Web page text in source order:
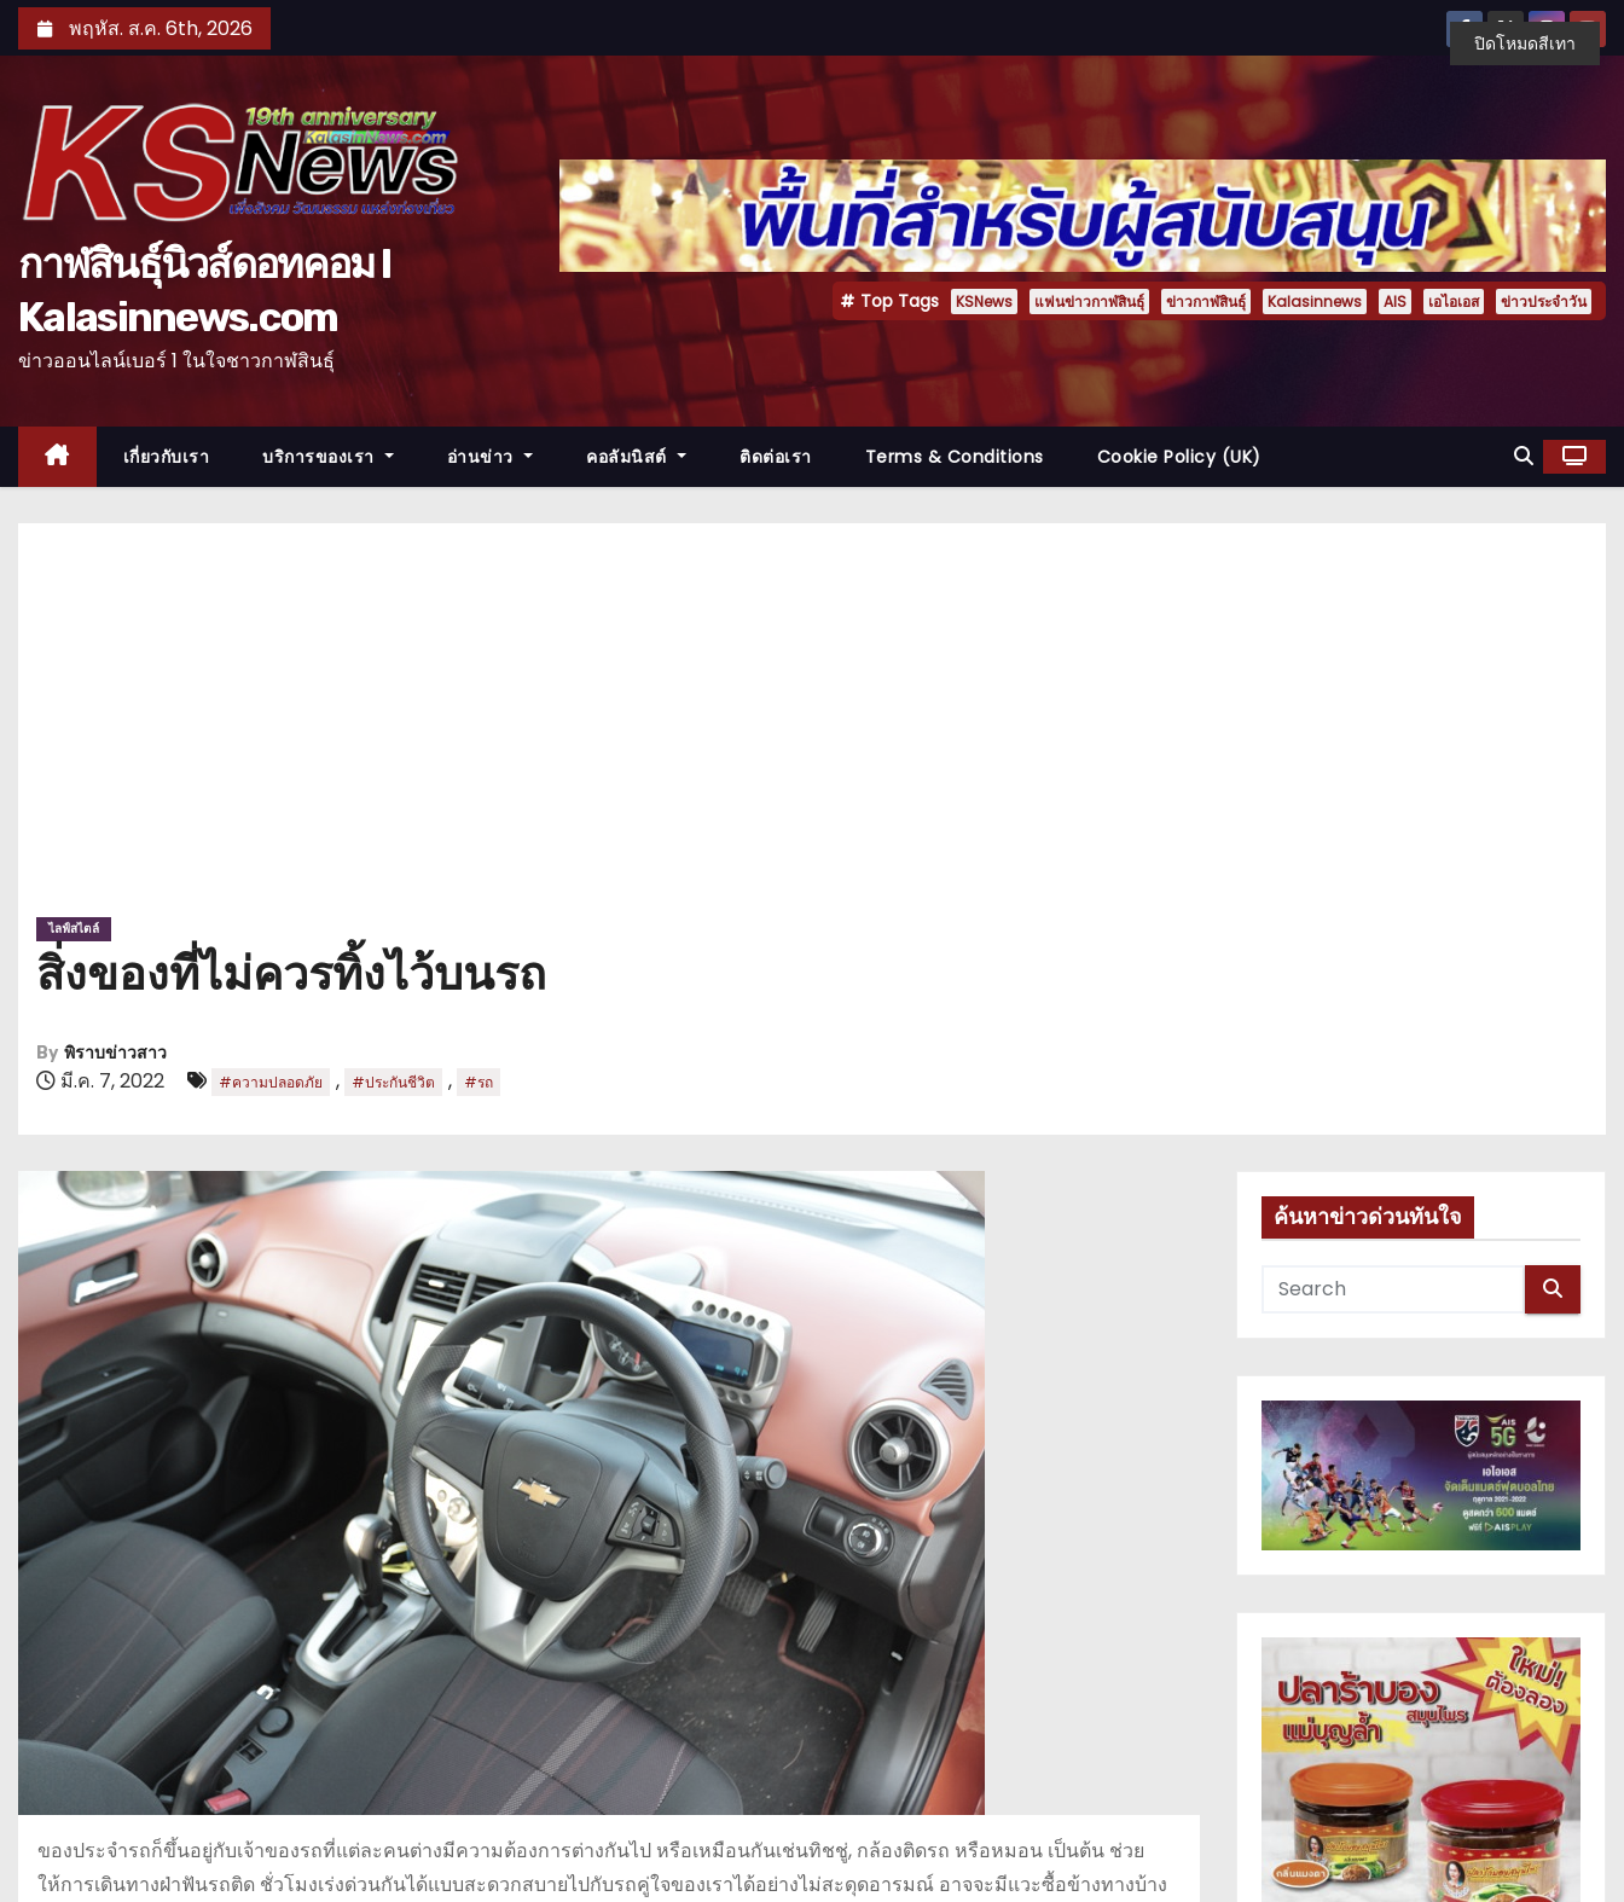
k
t
พฤหัส. ส.ค. 6th, 2026
กาฬสินธุ์นิวส์ดอทคอม l
Kalasinnews.com
ข่าวออนไลน์เบอร์ 1 ในใจชาวกาฬสินธุ์
Top Tags KSNews แฟนข่าวกาฬสินธุ์ ข่าวกาฬสินธุ์ Kalasinnews AIS เอไอเอส ข่าวประจำวัน
เกี่ยวกับเรา บริการของเรา อ่านข่าว คอลัมนิสต์ ติดต่อเรา Terms & Conditions Cookie Policy (UK)
ไลฟ์สไตล์
สิ่งของที่ไม่ควรทิ้งไว้บนรถ
By พิราบข่าวสาว
มี.ค. 7, 2022 #ความปลอดภัย , #ประกันชีวิต , #รถ
ของประจำรถก็ขึ้นอยู่กับเจ้าของรถที่แต่ละคนต่างมีความต้องการต่างกันไป หรือเหมือนกันเช่นทิชชู่, กล้องติดรถ หรือหมอน เป็นต้น ช่วย
ให้การเดินทางฝ่าฟันรถติด ชั่วโมงเร่งด่วนกันได้แบบสะดวกสบายไปกับรถคู่ใจของเราได้อย่างไม่สะดุดอารมณ์ อาจจะมีแวะซื้อข้างทางบ้าง
ค้นหาข่าวด่วนทันใจ
ปิดโหมดสีเทา